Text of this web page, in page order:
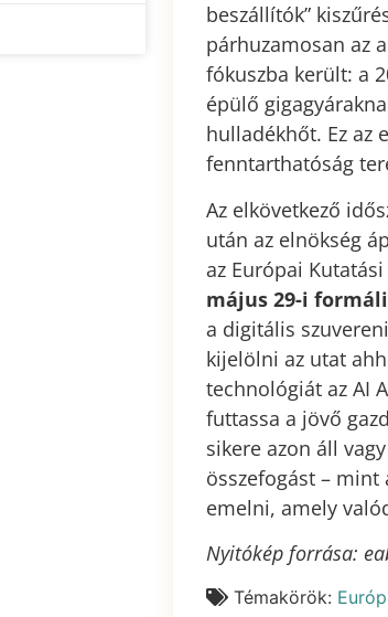
beszállítók”
párhuzamosan az
fókuszba került: a
épülő
hulladékhőt. Ez az
fenntarthatóság
Az elkövetkező
után az elnökség
az Európai
május 29-i
a digitális
kijelölni az utat
technológiát az AI
futtassa a jövő
sikere azon áll
összefogást – mint
emelni, amely
Nyitókép forrása:
Témakörök: